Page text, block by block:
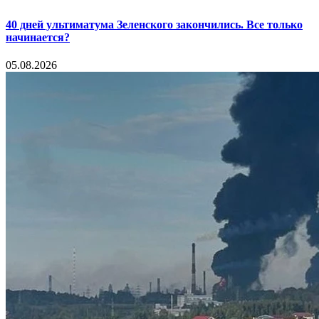
40 дней ультиматума Зеленского закончились. Все только
начинается?
05.08.2026